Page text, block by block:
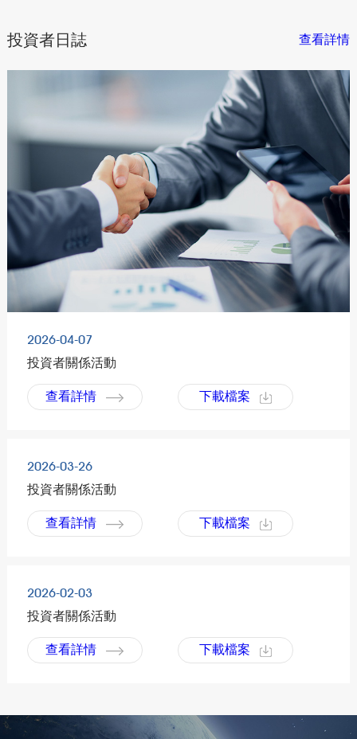
投資者日誌 查看詳情
2026-04-07
投資者關係活動
查看詳情 下載檔案
2026-03-26
投資者關係活動
查看詳情 下載檔案
2026-02-03
投資者關係活動
查看詳情 下載檔案